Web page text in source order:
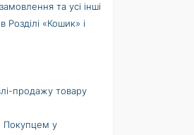
та усі інші
«Кошик» і
продажу товару
Покупцем у